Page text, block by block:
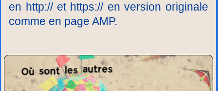
en http:// et https:// en version originale
comme en page AMP.